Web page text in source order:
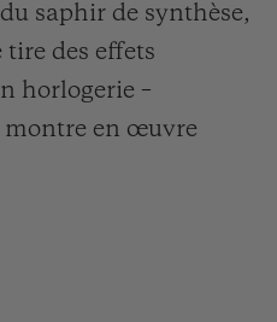
saphir de synthèse,
des effets
horlogerie –
montre en œuvre